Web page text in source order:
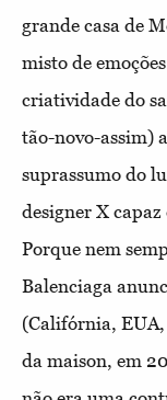
grande casa de
misto de
criatividade do
tão-novo-assim)
suprassumo do
designer X capaz
Porque nem
Balenciaga
(Califórnia,
da maison, em